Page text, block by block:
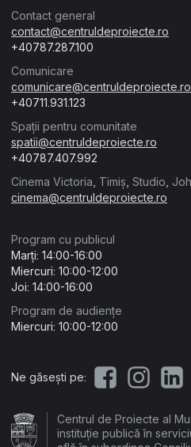
Contact general
contact@centruldeproiecte.ro
+40787.287.100
Comunicare
comunicare@centruldeproiecte.ro
+40711.931.123
Spații pentru comunitate
spatii@centruldeproiecte.ro
+40787.407.992
Cinema Victoria, Timiș, Studio,
cinema@centruldeproiecte.ro
Program cu publicul
Marți: 14:00-16:00
Miercuri: 10:00-12:00
Joi: 14:00-16:00
Program de audiențe
Miercuri: 10:00-12:00
Ne găsești pe:
Centrul de Proiecte al
instituție publică în